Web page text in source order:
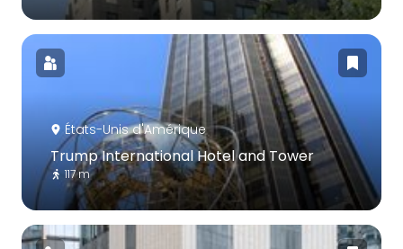
États-Unis d'Amérique
Trump International Hotel and Tower
117 m